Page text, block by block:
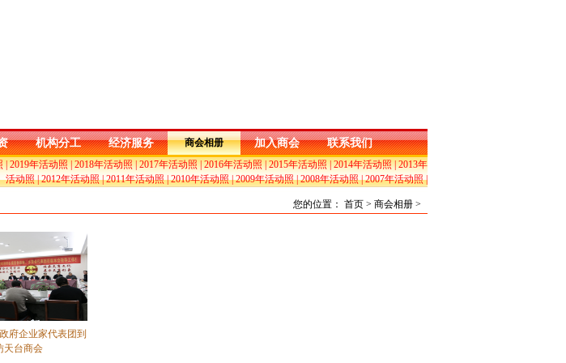
机构分工 经济服务 商会相册 加入商会 联系我们
|2019年活动照|2018年活动照|2017年活动照|2016年活动照|2015年活动照|2014年活动照|2013年
活动照|2012年活动照|2011年活动照|2010年活动照|2009年活动照|2008年活动照|2007年活动照|
您的位置： 首页 > 商会相册 >
府企业家代表团到
天台商会